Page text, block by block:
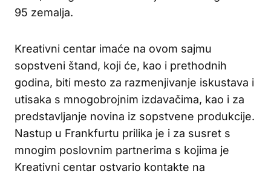
95 zemalja.
Kreativni centar imaće na ovom sajmu
sopstveni štand, koji će, kao i prethodnih
godina, biti mesto za razmenjivanje iskustava i
utisaka s mnogobrojnim izdavačima, kao i za
predstavljanje novina iz sopstvene produkcije.
Nastup u Frankfurtu prilika je i za susret s
mnogim poslovnim partnerima s kojima je
Kreativni centar ostvario kontakte na